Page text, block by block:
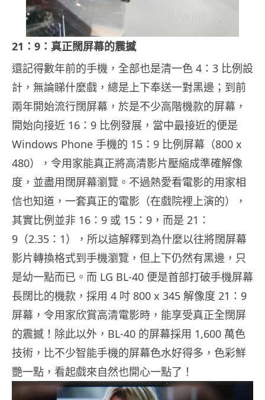
21：9：真正闊屏幕的震撼
還記得數年前的手機，全部也是清一色 4：3 比例設
計，無論睇什麼戲，總是上下奉送一對黑邊；到前
兩年開始流行闊屏幕，於是不少高階機款的屏幕，
開始向接近 16：9 比例發展，當中最接近的便是
Windows Phone 手機的 15：9 比例屏幕（800 x
480），令用家能真正將高清影片壓縮成準確解像
度，並盡用闊屏幕瀏覽。不過熱愛看電影的用家相
信也知道，一套真正的電影（在戲院裡上演的），
其實比例並非 16：9 或 15：9，而是 21：
9（2.35：1），所以這解釋到為什麼以往將闊屏幕
影片轉換格式到手機瀏覽，但上下仍然有黑邊，只
是幼一點而已。而 LG BL-40 便是首部打破手機屏幕
長闊比的機款，採用 4 吋 800 x 345 解像度 21：9
屏幕，令用家欣賞高清電影時，能享受真正全闊屏
的震撼！除此以外，BL-40 的屏幕採用 1,600 萬色
技術，比不少智能手機的屏幕色水好得多，色彩鮮
艷一點，看起戲來自然也開心一點了！